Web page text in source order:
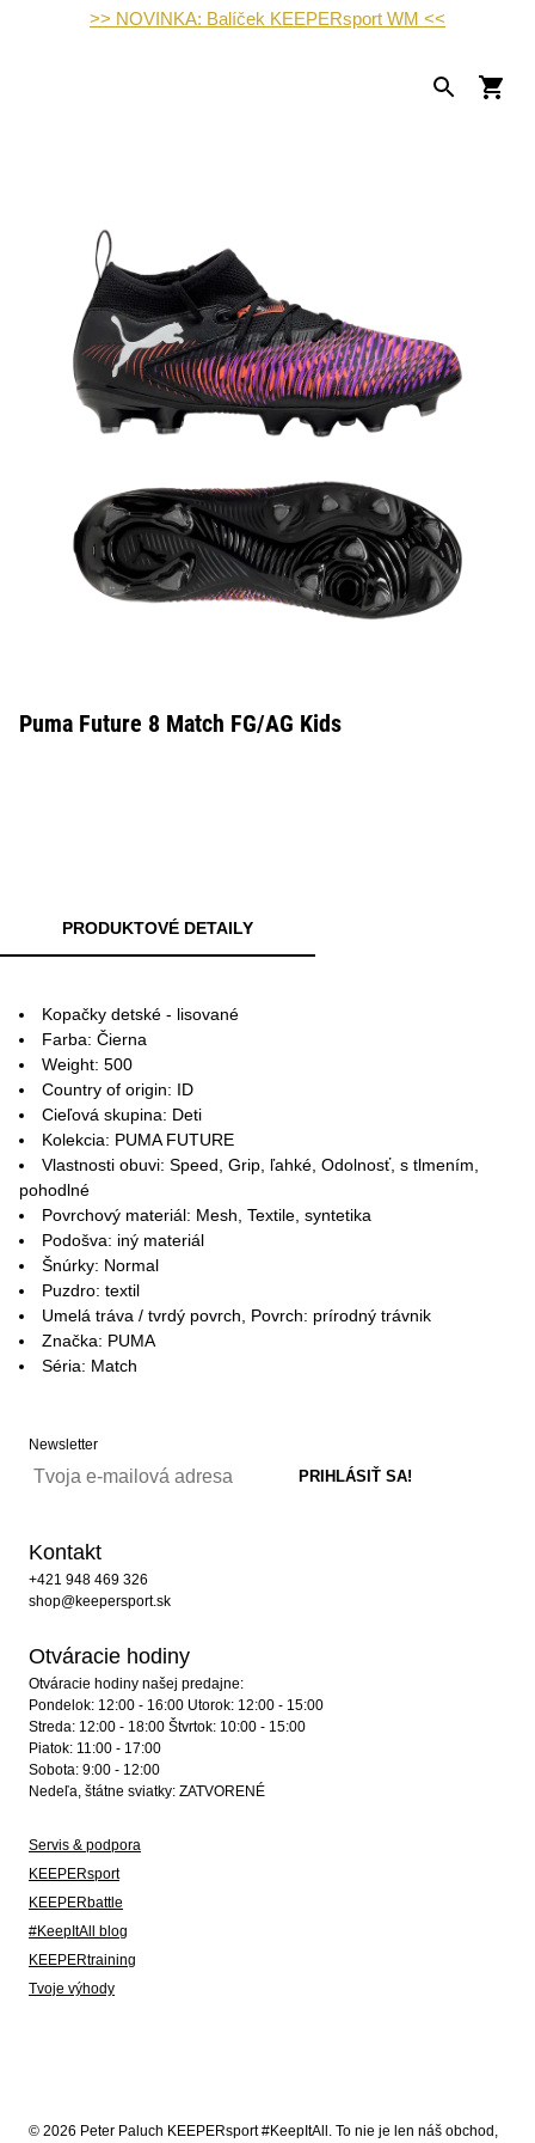
>> NOVINKA: Balíček KEEPERsport WM <<
Puma Future 8 Match FG/AG Kids
PRODUKTOVÉ DETAILY
Kopačky detské - lisované
Farba: Čierna
Weight: 500
Country of origin: ID
Cieľová skupina: Deti
Kolekcia: PUMA FUTURE
Vlastnosti obuvi: Speed, Grip, ľahké, Odolnosť, s tlmením,
pohodlné
Povrchový materiál: Mesh, Textile, syntetika
Podošva: iný materiál
Šnúrky: Normal
Puzdro: textil
Umelá tráva / tvrdý povrch, Povrch: prírodný trávnik
Značka: PUMA
Séria: Match
Newsletter
Kontakt
+421 948 469 326
shop@keepersport.sk
Otváracie hodiny
Otváracie hodiny našej predajne:
Pondelok: 12:00 - 16:00 Utorok: 12:00 - 15:00
Streda: 12:00 - 18:00 Štvrtok: 10:00 - 15:00
Piatok: 11:00 - 17:00
Sobota: 9:00 - 12:00
Nedeľa, štátne sviatky: ZATVORENÉ
Servis & podpora
KEEPERsport
KEEPERbattle
#KeepItAll blog
KEEPERtraining
Tvoje výhody
© 2026 Peter Paluch KEEPERsport #KeepItAll. To nie je len náš obchod,